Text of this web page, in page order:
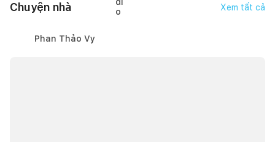
Chuyện nhà Xem tất cả
Phan Thảo Vy